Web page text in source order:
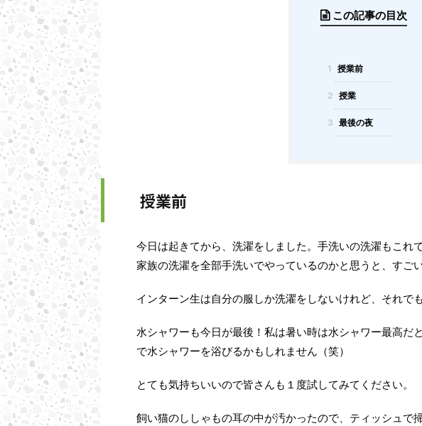
この記事の目次
1 授業前
2 授業
3 最後の夜
授業前
今日は起きてから、洗濯をしました。手洗いの洗濯もこれ
家族の洗濯を全部手洗いでやっているのかと思うと、すご
インターン生は自分の服しか洗濯をしないけれど、それで
水シャワーも今日が最後！私は暑い時は水シャワー最高だ
で水シャワーを浴びるかもしれません（笑）
とても気持ちいいので皆さんも１度試してみてください。
飼い猫のししゃもの耳の中が汚かったので、ティッシュで